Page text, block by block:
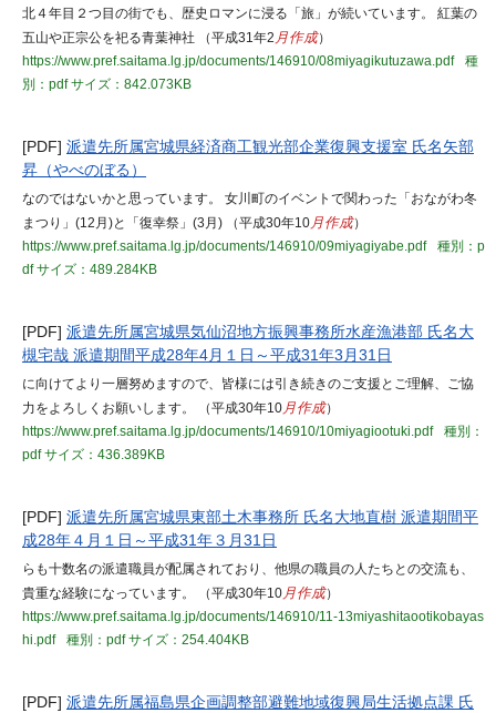
北４年目２つ目の街でも、歴史ロマンに浸る「旅」が続いています。 紅葉の
五山や正宗公を祀る青葉神社 （平成31年2 月作成）
https://www.pref.saitama.lg.jp/documents/146910/08miyagikutuzawa.pdf
種
別：pdfサイズ：842.073KB
[PDF] 派遣先所属宮城県経済商工観光部企業復興支援室 氏名矢部
昇（やべのぼる）
なのではないかと思っています。 女川町のイベントで関わった「おながわ冬
まつり」(12月)と「復幸祭」(3月) （平成30年10月作成）
https://www.pref.saitama.lg.jp/documents/146910/09miyagiyabe.pdf
種別：p
dfサイズ：489.284KB
[PDF] 派遣先所属宮城県気仙沼地方振興事務所水産漁港部 氏名大
槻宅哉 派遣期間平成28年4月１日～平成31年3月31日
に向けてより一層努めますので、皆様には引き続きのご支援とご理解、ご協
力をよろしくお願いします。 （平成30年10月作成）
https://www.pref.saitama.lg.jp/documents/146910/10miyagiootuki.pdf
種別：
pdfサイズ：436.389KB
[PDF] 派遣先所属宮城県東部土木事務所 氏名大地直樹 派遣期間平
成28年４月１日～平成31年３月31日
らも十数名の派遣職員が配属されており、他県の職員の人たちとの交流も、
貴重な経験になっています。 （平成30年10月作成）
https://www.pref.saitama.lg.jp/documents/146910/11-13miyashitaootikobayas
hi.pdf
種別：pdfサイズ：254.404KB
[PDF] 派遣先所属福島県企画調整部避難地域復興局生活拠点課 氏